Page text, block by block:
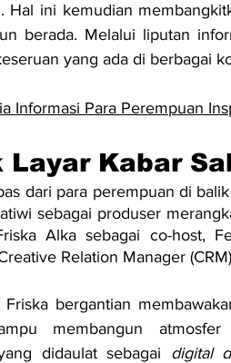
Hal ini kemudian
berada. Melalui liputan
yang ada di berbagai
Informasi Para Perempuan
Kabar
dari para perempuan di
sebagai produser
Alka sebagai co-host,
Relation Manager
bergantian
membangun
didaulat sebagai digital